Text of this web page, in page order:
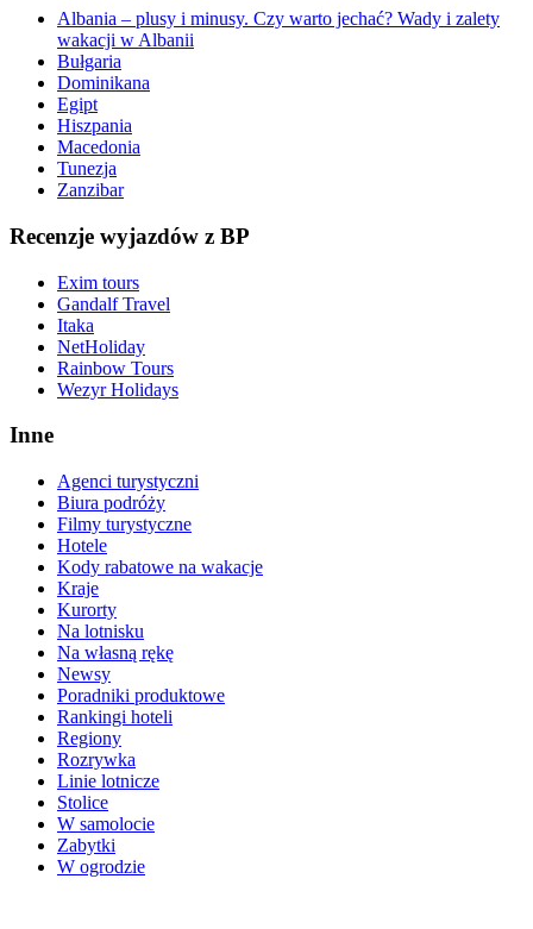
Albania – plusy i minusy. Czy warto jechać? Wady i zalety
wakacji w Albanii
Bułgaria
Dominikana
Egipt
Hiszpania
Macedonia
Tunezja
Zanzibar
Recenzje wyjazdów z BP
Exim tours
Gandalf Travel
Itaka
NetHoliday
Rainbow Tours
Wezyr Holidays
Inne
Agenci turystyczni
Biura podróży
Filmy turystyczne
Hotele
Kody rabatowe na wakacje
Kraje
Kurorty
Na lotnisku
Na własną rękę
Newsy
Poradniki produktowe
Rankingi hoteli
Regiony
Rozrywka
Linie lotnicze
Stolice
W samolocie
Zabytki
W ogrodzie